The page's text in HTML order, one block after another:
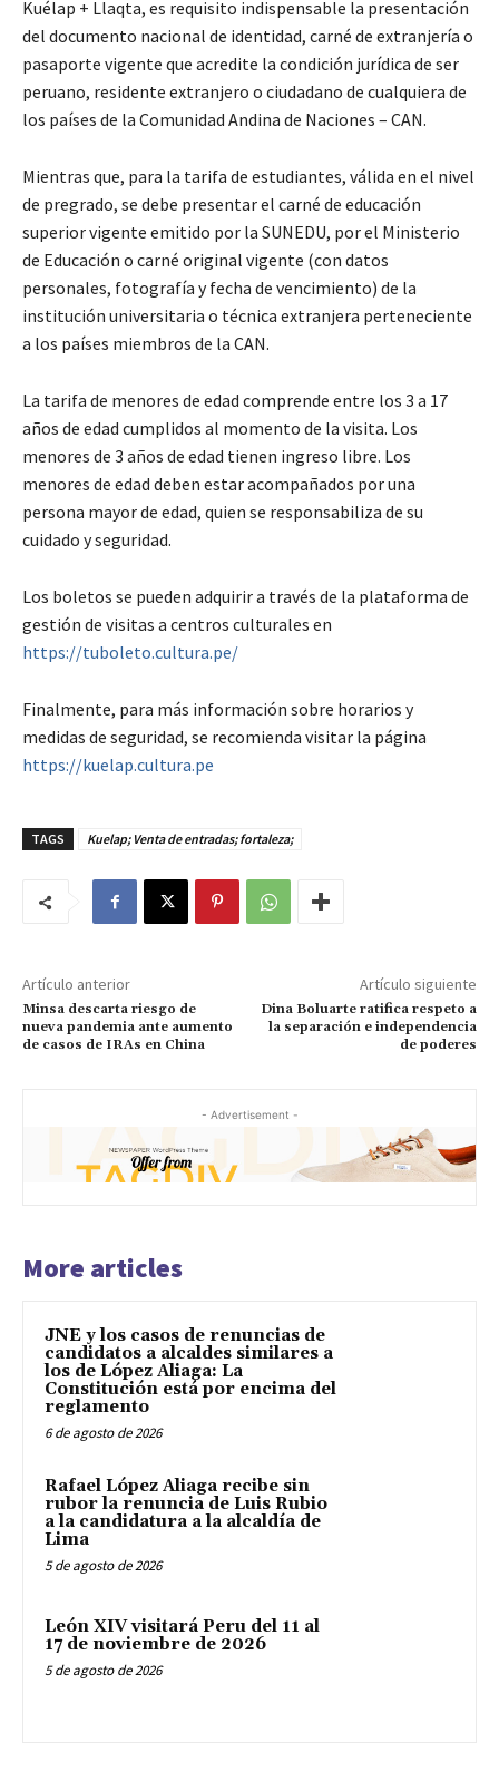
Kuélap + Llaqta, es requisito indispensable la presentación
del documento nacional de identidad, carné de extranjería o
pasaporte vigente que acredite la condición jurídica de ser
peruano, residente extranjero o ciudadano de cualquiera de
los países de la Comunidad Andina de Naciones – CAN.
Mientras que, para la tarifa de estudiantes, válida en el nivel
de pregrado, se debe presentar el carné de educación
superior vigente emitido por la SUNEDU, por el Ministerio
de Educación o carné original vigente (con datos
personales, fotografía y fecha de vencimiento) de la
institución universitaria o técnica extranjera perteneciente
a los países miembros de la CAN.
La tarifa de menores de edad comprende entre los 3 a 17
años de edad cumplidos al momento de la visita. Los
menores de 3 años de edad tienen ingreso libre. Los
menores de edad deben estar acompañados por una
persona mayor de edad, quien se responsabiliza de su
cuidado y seguridad.
Los boletos se pueden adquirir a través de la plataforma de
gestión de visitas a centros culturales en
https://tuboleto.cultura.pe/
Finalmente, para más información sobre horarios y
medidas de seguridad, se recomienda visitar la página
https://kuelap.cultura.pe
TAGS Kuelap; Venta de entradas; fortaleza;
Artículo anterior
Minsa descarta riesgo de
nueva pandemia ante aumento
de casos de IRAs en China
Artículo siguiente
Dina Boluarte ratifica respeto a
la separación e independencia
de poderes
- Advertisement -
More articles
JNE y los casos de renuncias de
candidatos a alcaldes similares a
los de López Aliaga: La
Constitución está por encima del
reglamento
6 de agosto de 2026
Rafael López Aliaga recibe sin
rubor la renuncia de Luis Rubio
a la candidatura a la alcaldía de
Lima
5 de agosto de 2026
León XIV visitará Peru del 11 al
17 de noviembre de 2026
5 de agosto de 2026